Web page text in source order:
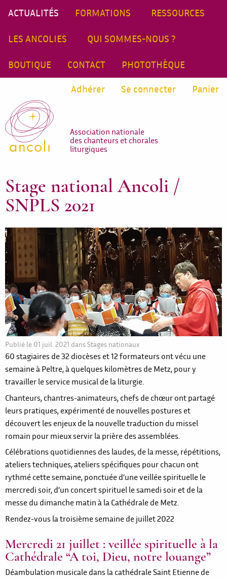
ACTUALITÉS FORMATIONS RESSOURCES
LES ANCOLIES QUI SOMMES-NOUS ?
BOUTIQUE CONTACT
PHOTOTHÈQUE
Adhérer
Se connecter Panier
Association nationale
des chanteurs et chorales
liturgiques
Stage national Ancoli /
SNPLS 2021
Publié le 01 juil. 2021 dansStages nationaux
60 stagiaires de 32 diocèses et 12 formateurs ont vécu une
semaine à Peltre, à quelques kilomètres de Metz, pour y
travailler le service musical de la liturgie.
Chanteurs, chantres-animateurs, chefs de chœur ont partagé
leurs pratiques, expérimenté de nouvelles postures et
découvert les enjeux de la nouvelle traduction du missel
romain pour mieux servir la prière des assemblées.
Célébrations quotidiennes des laudes, de la messe, répétitions,
ateliers techniques, ateliers spécifiques pour chacun ont
rythmé cette semaine, ponctuée d’une veillée spirituelle le
mercredi soir, d’un concert spirituel le samedi soir et de la
messe du dimanche matin à la Cathédrale de Metz.
Rendez-vous la troisième semaine de juillet 2022
Mercredi 21 juillet : veillée spirituelle à la
Cathédrale “A toi, Dieu, notre louange”
Déambulation musicale dans la cathédrale Saint Etienne de